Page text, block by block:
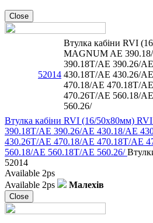
Close
52014
Втулка кабіни RVI
MAGNUM AE
390.18T/AE 390.26/
430.18T/AE 430.26/
470.18/AE 470.18T/
470.26T/AE 560.18/
560.26/
Втулка кабіни RVI (16/50x80мм)
390.18T/AE 390.26/AE 430.18/AE
430.26T/AE 470.18/AE 470.18T/AE
560.18/AE 560.18T/AE 560.26/
52014
Available 2ps
Available 2ps Малехів
Close